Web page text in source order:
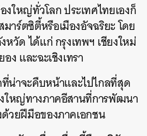
งใหญ่ทั่วโลก ประเทศไทยเองก็
าร์ตซิตี้หรือเมืองอัจฉริยะ โดย
วัด ได้แก่ กรุงเทพฯ เชียงใหม่
ง และฉะเชิงเทรา
น่าจะคืบหน้าและไปไกลที่สุด
ใหญ่ทางภาคอีสานที่การพัฒนา
ด้วยฝีมือของภาคเอกชน